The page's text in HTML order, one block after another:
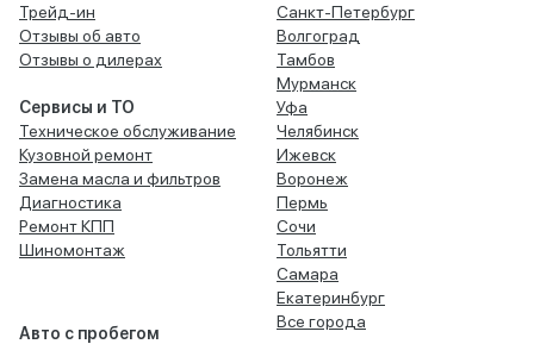
Трейд-ин
Отзывы об авто
Отзывы о дилерах
Сервисы и ТО
Техническое обслуживание
Кузовной ремонт
Замена масла и фильтров
Диагностика
Ремонт КПП
Шиномонтаж
Авто с пробегом
Санкт-Петербург
Волгоград
Тамбов
Мурманск
Уфа
Челябинск
Ижевск
Воронеж
Пермь
Сочи
Тольятти
Самара
Екатеринбург
Все города